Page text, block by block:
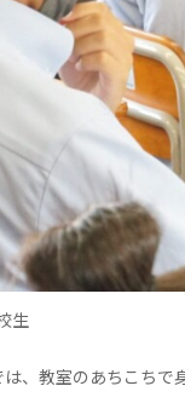
生
、教室のあちこち